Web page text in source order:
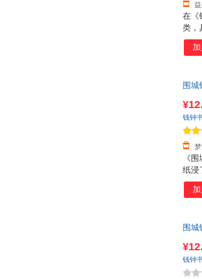
在《
类，
权利
事
围城
《
纸浸
着酡
合
钱钟
围城
钱钟